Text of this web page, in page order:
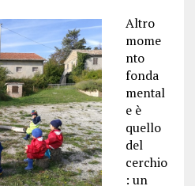
Altro
mome
nto
fonda
mental
e è
quello
del
cerchio
: un